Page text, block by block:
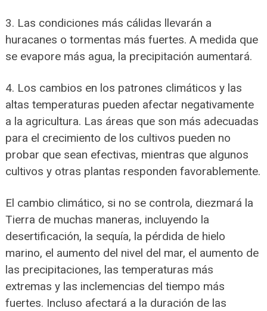
3. Las condiciones más cálidas llevarán a
huracanes o tormentas más fuertes. A medida que
se evapore más agua, la precipitación aumentará.
4. Los cambios en los patrones climáticos y las
altas temperaturas pueden afectar negativamente
a la agricultura. Las áreas que son más adecuadas
para el crecimiento de los cultivos pueden no
probar que sean efectivas, mientras que algunos
cultivos y otras plantas responden favorablemente.
El cambio climático, si no se controla, diezmará la
Tierra de muchas maneras, incluyendo la
desertificación, la sequía, la pérdida de hielo
marino, el aumento del nivel del mar, el aumento de
las precipitaciones, las temperaturas más
extremas y las inclemencias del tiempo más
fuertes. Incluso afectará a la duración de las